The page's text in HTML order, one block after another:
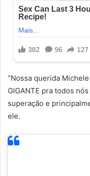
“Nossa querida
GIGANTE pra todos
superação e
ele.